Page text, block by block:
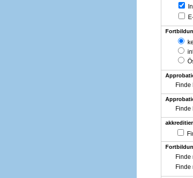
Finde
Finde
Finde